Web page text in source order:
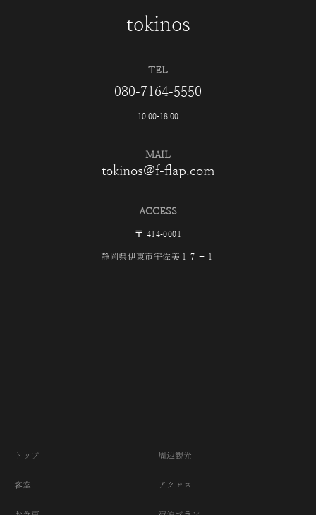
tokinos
TEL
080-7164-5550
10:00-18:00
MAIL
tokinos@f-flap.com
ACCESS
〒 414-0001
静岡県伊東市宇佐美１７−１
トップ
客室
周辺観光
アクセス